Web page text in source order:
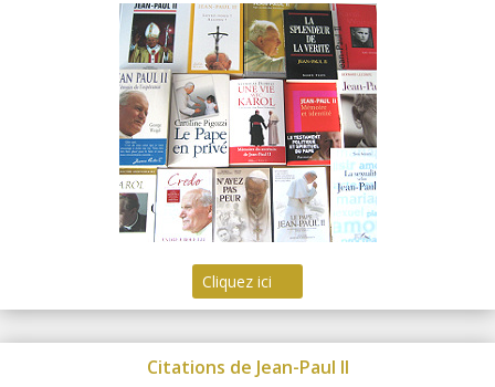
Cliquez ici
Citations de Jean-Paul II